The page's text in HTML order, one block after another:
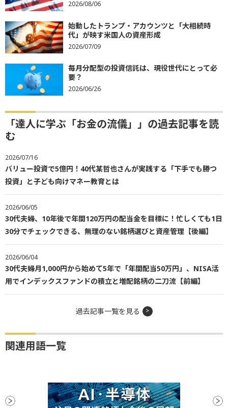
2026/08/06
始動したトランプ・アカウンツと「大相続時
代」が映す米国人の資産形成
2026/07/09
毎月分配型の投資信託は、現役世代にとって必
要？
2026/06/26
「達人に学ぶ「お金の流儀」」の過去記事を読
む
2026/07/16
バリュー投資で5億円！40代某哲也さんが実践する「下手でも勝つ
投資」と子ども向けマネー教育とは
2026/06/05
30代夫婦、10年後で年間120万円の配当金を目標に！忙しくても1日
30分でチェックできる、無理のない銘柄選びと資産管理【後編】
2026/06/04
30代夫婦月1,000円から始めて5年で「年間配当50万円」、NISA活
用でインデックスファンドの積立と増配銘柄の二刀流【前編】
過去記事一覧を見る
関連用語一覧